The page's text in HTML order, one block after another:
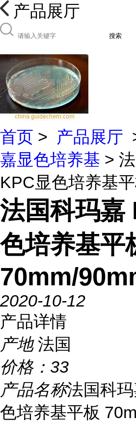
产品展厅
搜索
首页 > 产品展厅
嘉显色培养基 >
KPC显色培养基
法国科玛嘉
色培养基平
70mm/
2020-10-12
产品详情
产地 法国
价格： 33
产品名称法国科
色培养基平板